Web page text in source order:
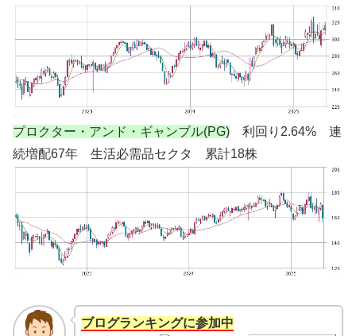
プロクター・アンド・ギャンブル(PG) 利回り2.64% 連
続増配67年 生活必需品セクタ 累計18株
ブログランキングに参加中